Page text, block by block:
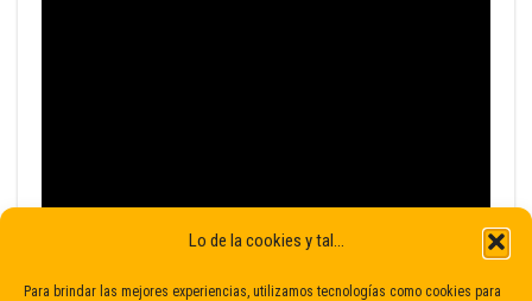
Lo de la cookies y tal...
Para brindar las mejores experiencias, utilizamos tecnologías como cookies para